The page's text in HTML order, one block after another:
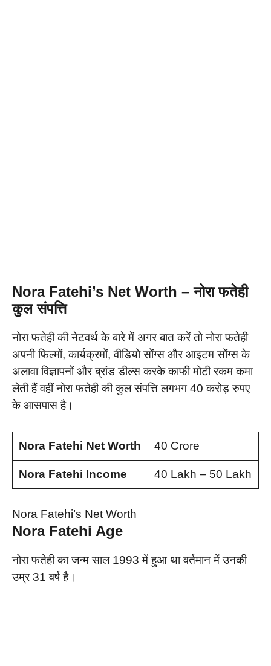
Nora Fatehi’s Net Worth – नोरा फतेही
कुल संपत्ति
नोरा फतेही की नेटवर्थ के बारे में अगर बात करें तो नोरा फतेही
अपनी फिल्मों, कार्यक्रमों, वीडियो सोंग्स और आइटम सोंग्स के
अलावा विज्ञापनों और ब्रांड डील्स करके काफी मोटी रकम कमा
लेती हैं वहीं नोरा फतेही की कुल संपत्ति लगभग 40 करोड़ रुपए
के आसपास है।
Nora Fatehi Net Worth 40 Crore
Nora Fatehi Income 40 Lakh – 50 Lakh
Nora Fatehi’s Net Worth
Nora Fatehi Age
नोरा फतेही का जन्म साल 1993 में हुआ था वर्तमान में उनकी
उम्र 31 वर्ष है।